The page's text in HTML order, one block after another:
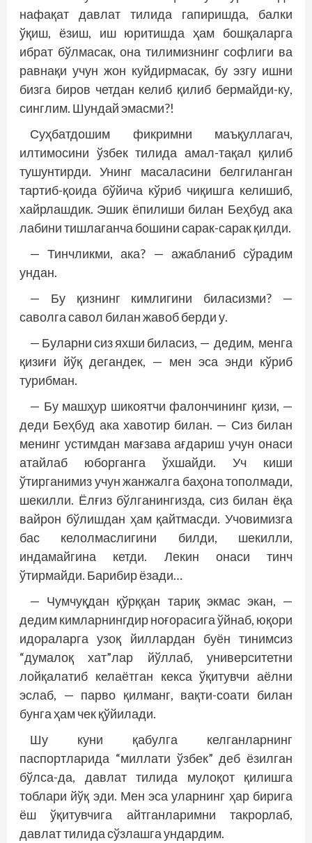
нафақат давлат тилида гапиришда, балки
ўқиш, ёзиш, иш юритишда ҳам бошқаларга
ибрат бўлмасак, она тилимизнинг софлиги ва
равнақи учун жон куйдирмасак, бу эзгу ишни
бизга биров четдан келиб қилиб бермайди-ку,
синглим. Шундай эмасми?!
Суҳбатдошим фикримни маъқуллагач,
илтимосини ўзбек тилида амал-тақал қилиб
тушунтирди. Унинг масаласини белгиланган
тартиб-қоида бўйича кўриб чиқишга келишиб,
хайрлашдик. Эшик ёпилиши билан Беҳбуд ака
лабини тишлаганча бошини сарак-сарак қилди.
— Тинчликми, ака? — ажабланиб сўрадим
ундан.
— Бу қизнинг кимлигини биласизми? —
саволга савол билан жавоб берди у.
— Буларни сиз яхши биласиз, — дедим, менга
қизиғи йўқ дегандек, — мен эса энди кўриб
турибман.
— Бу машҳур шикоятчи фалончининг қизи, —
деди Беҳбуд ака хавотир билан. — Сиз билан
менинг устимдан мағзава ағдариш учун онаси
атайлаб юборганга ўхшайди. Уч киши
ўтирганимиз учун жанжалга баҳона тополмади,
шекилли. Ёлғиз бўлганингизда, сиз билан ёқа
вайрон бўлишдан ҳам қайтмасди. Учовимизга
бас келолмаслигини билди, шекилли,
индамайгина кетди. Лекин онаси тинч
ўтирмайди. Барибир ёзади…
— Чумчуқдан қўрққан тариқ экмас экан, —
дедим кимларнингдир ноғорасига ўйнаб, юқори
идораларга узоқ йиллардан буён тинимсиз
“думалоқ хат”лар йўллаб, университетни
лойқалатиб келаётган кекса ўқитувчи аёлни
эслаб, — парво қилманг, вақти-соати билан
бунга ҳам чек қўйилади.
Шу куни қабулга келганларнинг
паспортларида “миллати ўзбек” деб ёзилган
бўлса-да, давлат тилида мулоқот қилишга
тоблари йўқ эди. Мен эса уларнинг ҳар бирига
ёш ўқитувчига айтганларимни такрорлаб,
давлат тилида сўзлашга ундардим.